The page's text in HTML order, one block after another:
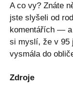
A co vy? Znáte
jste slyšeli od
komentářích — a
si myslí, že v 95
vysmála do
Zdroje